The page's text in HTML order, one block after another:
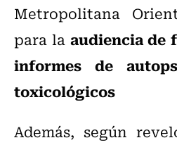
Metropolitana
para la audiencia de
informes de
toxicológicos
Además, según